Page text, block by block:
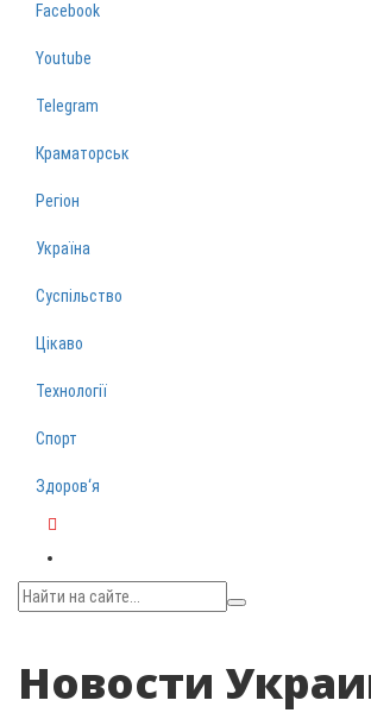
Facebook
Youtube
Telegram
Краматорськ
Регіон
Україна
Суспільство
Цікаво
Технології
Спорт
Здоров‘я
Новости